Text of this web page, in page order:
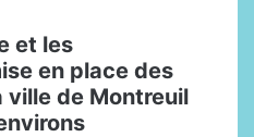
et les
en place des
ville de Montreuil